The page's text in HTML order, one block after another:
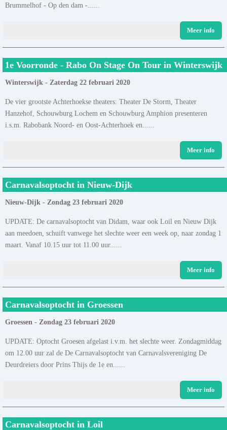
Brummelhof - Op den dam -......
Meer info
1e Voorronde - Rabo On Stage On Tour in Winterswijk
Winterswijk - Zaterdag 22 februari 2020
De vier grootste Achterhoekse theaters: Theater De Storm, Theater
Hanzehof, Schouwburg Lochem en Schouwburg Amphion presenteren
i.s.m. Rabobank Noord- en Oost-Achterhoek en......
Meer info
Carnavalsoptocht in Nieuw-Dijk
Nieuw-Dijk - Zondag 23 februari 2020
UPDATE: De carnavalsoptocht van Didam, waar ook Loil en Nieuw Dijk
aan meedoen, schuift vanwege het slechte weer een week op, naar zondag 1
maart. Vanaf 10.15 uur tot 11.00 uur......
Meer info
Carnavalsoptocht in Groessen
Groessen - Zondag 23 februari 2020
UPDATE: Optocht Groesen afgelast i.v.m. het slechte weer. Zondagmiddag
om 12.00 uur zal de De Carnavalsoptocht van Carnavalsvereniging De
Deurdreiers door Prins Thijs de 1e en......
Meer info
Carnavalsoptocht in Loil